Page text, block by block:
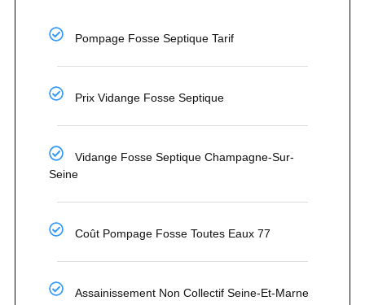
Pompage Fosse Septique Tarif
Prix Vidange Fosse Septique
Vidange Fosse Septique Champagne-Sur-
Seine
Coût Pompage Fosse Toutes Eaux 77
Assainissement Non Collectif Seine-Et-Marne